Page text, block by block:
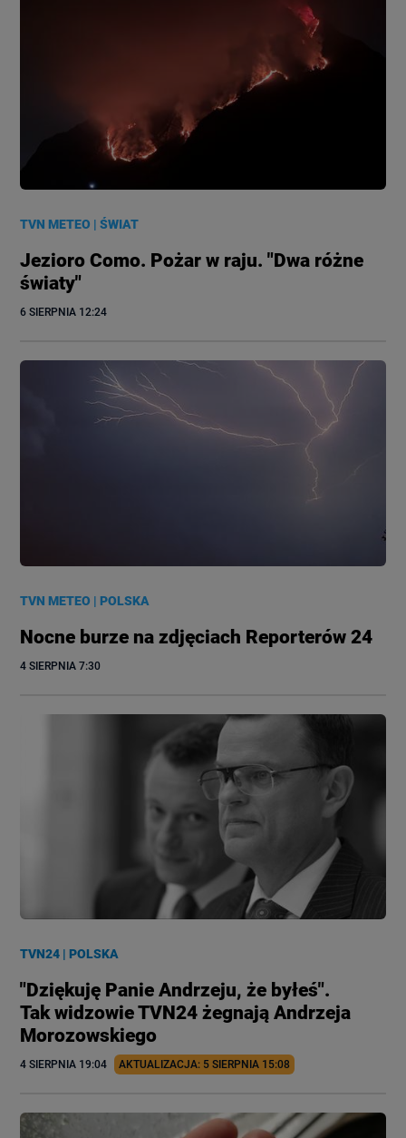
TVN METEO |ŚWIAT
Jezioro Como. Pożar w raju. "Dwa różne
światy"
6 SIERPNIA 12:24
TVN METEO |POLSKA
Nocne burze na zdjęciach Reporterów 24
4 SIERPNIA 7:30
TVN24 |POLSKA
"Dziękuję Panie Andrzeju, że byłeś".
Tak widzowie TVN24 żegnają Andrzeja
Morozowskiego
4 SIERPNIA 19:04 AKTUALIZACJA: 5 SIERPNIA 15:08